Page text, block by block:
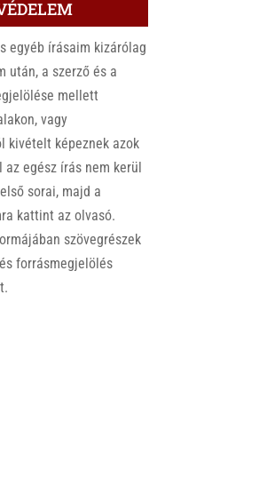
egyéb írásaim kizárólag
után, a szerző és a
mellett
vagy
kivételt képeznek azok
egész írás nem kerül
sorai, majd a
kattint az olvasó.
szövegrészek
forrásmegjelölés